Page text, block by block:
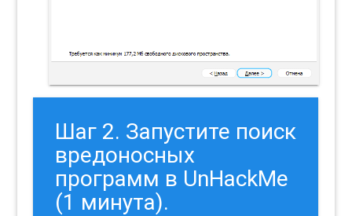
Шаг 2. Запустите поиск
вредоносных
программ в UnHackMe
(1 минута).